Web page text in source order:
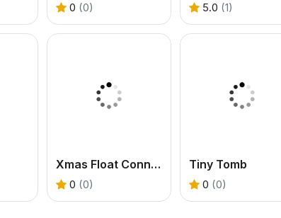
0 (0) 5.0 (1)
Xmas Float Connect 2023
0 (0)
Tiny Tomb
0 (0)